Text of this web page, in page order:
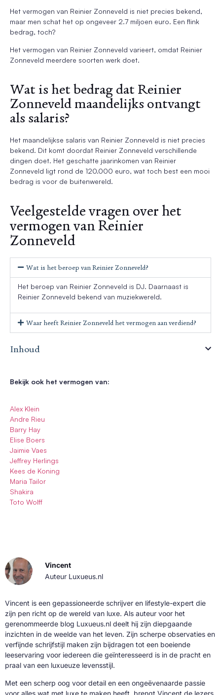
Het vermogen van Reinier Zonneveld is niet precies bekend,
maar men schat het op ongeveer 2.7 miljoen euro. Een flink
bedrag, toch?
Het vermogen van Reinier Zonneveld varieert, omdat Reinier
Zonneveld meerdere soorten werk doet.
Wat is het bedrag dat Reinier
Zonneveld maandelijks ontvangt
als salaris?
Het maandelijkse salaris van Reinier Zonneveld is niet precies
bekend. Dit komt doordat Reinier Zonneveld verschillende
dingen doet. Het geschatte jaarinkomen van Reinier
Zonneveld ligt rond de 120.000 euro, wat toch best een mooi
bedrag is voor de buitenwereld.
Veelgestelde vragen over het
vermogen van Reinier
Zonneveld
Wat is het beroep van Reinier Zonneveld?
Het beroep van Reinier Zonneveld is DJ. Daarnaast is
Reinier Zonneveld bekend van muziekwereld.
Waar heeft Reinier Zonneveld het vermogen aan verdiend?
Inhoud
Bekijk ook het vermogen van:
Alex Klein
Andre Rieu
Barry Hay
Elise Boers
Jaimie Vaes
Jeffrey Herlings
Kees de Koning
Maria Tailor
Shakira
Toto Wolff
Vincent
Auteur Luxueus.nl
Vincent is een gepassioneerde schrijver en lifestyle-expert die
zijn pen richt op de wereld van luxe. Als auteur voor het
gerenommeerde blog Luxueus.nl deelt hij zijn diepgaande
inzichten in de weelde van het leven. Zijn scherpe observaties en
verfijnde schrijfstijl maken zijn bijdragen tot een boeiende
leeservaring voor iedereen die geïnteresseerd is in de pracht en
praal van een luxueuze levensstijl.
Met een scherp oog voor detail en een ongeëvenaarde passie
voor alles wat met luxe te maken heeft, brengt Vincent de lezers